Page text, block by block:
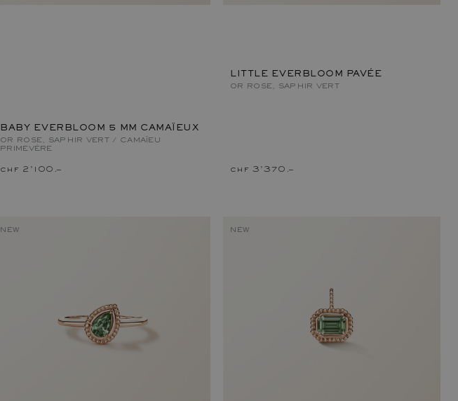
BABY EVERBLOOM 5 MM CAMAÏEUX
OR ROSE, SAPHIR VERT / CAMAÏEU
PRIMEVÈRE
chf 2'100.–
LITTLE EVERBLOOM PAVÉE
OR ROSE, SAPHIR VERT
chf 3'370.–
NEW NEW